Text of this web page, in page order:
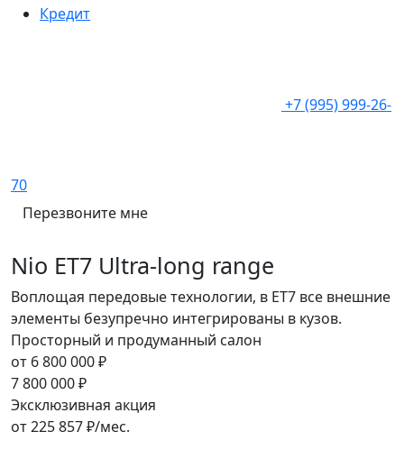
Кредит
+7 (995) 999-26-
70
Перезвоните мне
Nio ET7 Ultra-long range
Воплощая передовые технологии, в ET7 все внешние
элементы безупречно интегрированы в кузов.
Просторный и продуманный салон
от 6 800 000₽
7 800 000₽
Эксклюзивная акция
от225 857₽/мес.